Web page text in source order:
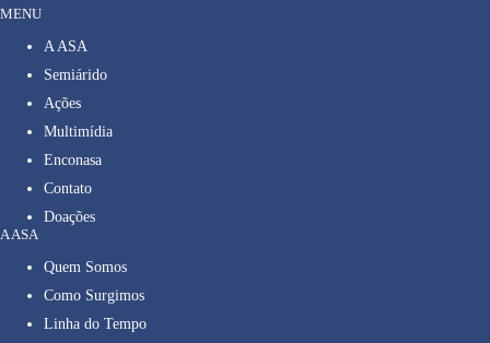
MENU
A ASA
Semiárido
Ações
Multimídia
Enconasa
Contato
Doações
A ASA
Quem Somos
Como Surgimos
Linha do Tempo